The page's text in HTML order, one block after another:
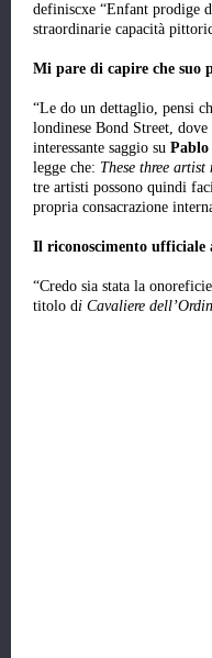
definiscxe “Enfant prodige
straordinarie capacità
Mi pare di capire che suo
“Le do un dettaglio, pensi
londinese Bond Street,
interessante saggio su Pablo
legge che: These three
tre artisti possono quindi
propria consacrazione
Il riconoscimento ufficiale
“Credo sia stata la
titolo di Cavaliere